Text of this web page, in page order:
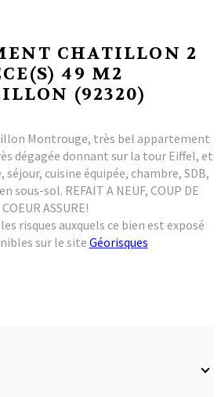
CHATILLON 2
49 M2
(92320)
Montrouge, très bel appartement
dégagée donnant sur la tour Eiffel, et
cuisine équipée, chambre, SDB,
sous-sol. REFAIT A NEUF, COUP DE
COEUR ASSURE!
risques auxquels ce bien est exposé
sur le site Géorisques